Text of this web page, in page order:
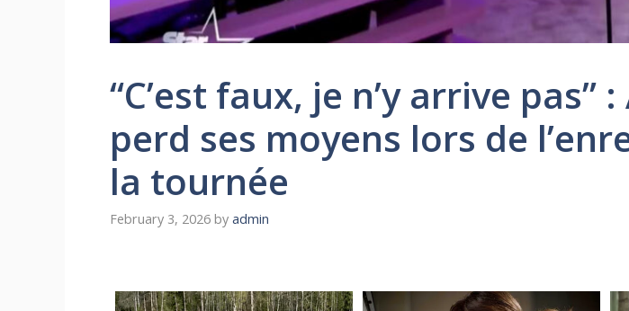
“C’est faux, je n’y arrive
perd ses moyens lors de
la tournée
February 3, 2026 by admin